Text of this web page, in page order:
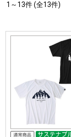
1～13件 (全13件)